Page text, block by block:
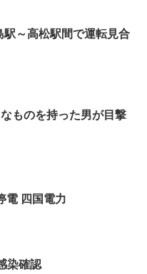
～高松駅間で運転見合
ものを持った男が目撃
電 四国電力
染確認